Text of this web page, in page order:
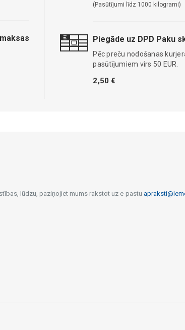
(Pasūtījumi līdz 1000 kilogrami)
Piegāde uz DPD Paku
Pēc preču nodošanas
pasūtījumiem virs 50 EUR.
2,50 €
lūdzu, paziņojiet mums rakstot uz e-pastu